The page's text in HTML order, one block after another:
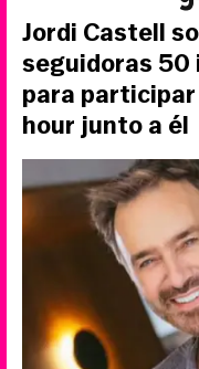
Jordi Castell
seguidoras 50
para participar
hour junto a él